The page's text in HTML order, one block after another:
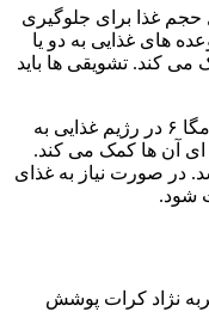
حجم غذا برای جلوگیری
های غذایی به دو یا
کند. تشویقی‌ ها باید
وجود اسیدهای چرب مفید مانند امگا ۳ و امگا ۶ در رژیم غذایی به
آن‌ ها کمک می‌ کند.
در صورت نیاز به غذای
شود.
نژاد کرات پوشش